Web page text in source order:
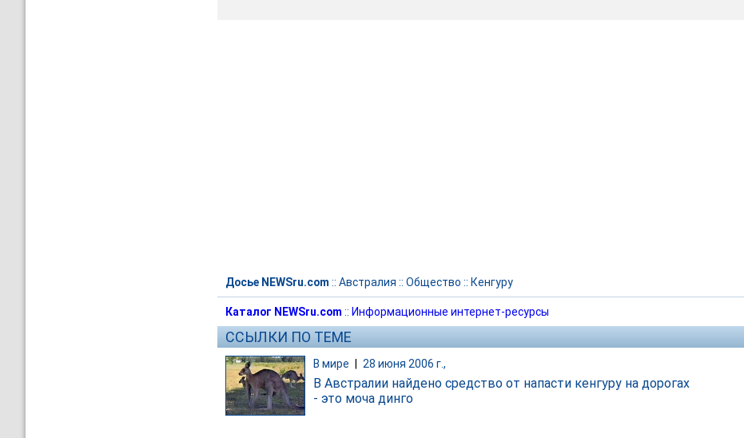
Досье NEWSru.com :: Австралия :: Общество :: Кенгуру
Каталог NEWSru.com :: Информационные интернет-ресурсы
ССЫЛКИ ПО ТЕМЕ
В мире 28 июня 2006 г.,
В Австралии найдено средство от напасти кенгуру на дорогах
- это моча динго